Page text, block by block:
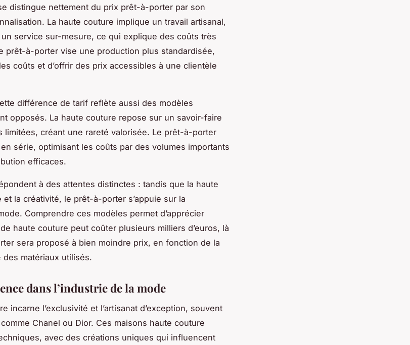
distingue nettement du prix prêt-à-porter par son
La haute couture implique un travail artisanal,
service sur-mesure, ce qui explique des coûts très
prêt-à-porter vise une production plus standardisée,
coûts et d’offrir des prix accessibles à une clientèle
différence de tarif reflète aussi des modèles
opposés. La haute couture repose sur un savoir-faire
limitées, créant une rareté valorisée. Le prêt-à-porter
série, optimisant les coûts par des volumes importants
efficaces.
à des attentes distinctes : tandis que la haute
la créativité, le prêt-à-porter s’appuie sur la
Comprendre ces modèles permet d’apprécier
haute couture peut coûter plusieurs milliers d’euros, là
sera proposé à bien moindre prix, en fonction de la
des matériaux utilisés.
dans l’industrie de la mode
incarne l’exclusivité et l’artisanat d’exception, souvent
Chanel ou Dior. Ces maisons haute couture
avec des créations uniques qui influencent